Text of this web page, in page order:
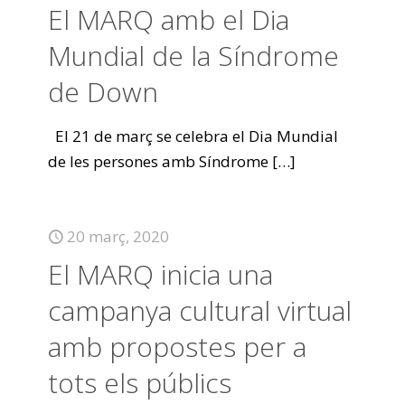
El MARQ amb el Dia
Mundial de la Síndrome
de Down
El 21 de març se celebra el Dia Mundial
de les persones amb Síndrome […]
20 març, 2020
El MARQ inicia una
campanya cultural virtual
amb propostes per a
tots els públics